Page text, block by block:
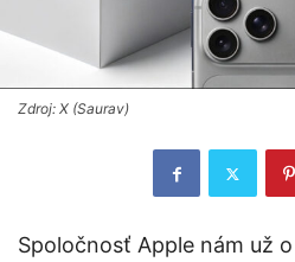
Zdroj: X (Saurav)
Spoločnosť Apple nám už